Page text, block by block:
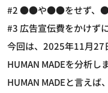
#2 ●●や●●をせず、
#3 広告宣伝費をかけ
今回は、2025年11月27
HUMAN MADEを分析し
HUMAN MADEと言えば